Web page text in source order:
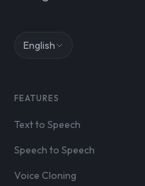
English
FEATURES
Text to Speech
Speech to Speech
Voice Cloning